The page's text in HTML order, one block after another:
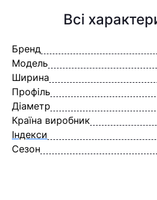
Всі
Бренд
Модель
Ширина
Профіль
Діаметр
Країна виробник
Індекси
Сезон